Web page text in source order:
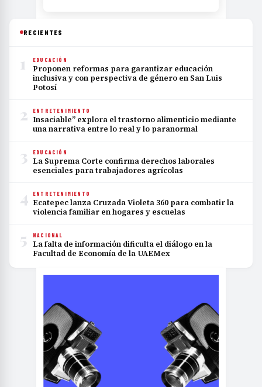
RECIENTES
1 EDUCACIÓN
Proponen reformas para garantizar educación
inclusiva y con perspectiva de género en San Luis
Potosí
2 ENTRETENIMIENTO
Insaciable” explora el trastorno alimenticio mediante
una narrativa entre lo real y lo paranormal
3 EDUCACIÓN
La Suprema Corte confirma derechos laborales
esenciales para trabajadores agrícolas
4 ENTRETENIMIENTO
Ecatepec lanza Cruzada Violeta 360 para combatir la
violencia familiar en hogares y escuelas
5 NACIONAL
La falta de información dificulta el diálogo en la
Facultad de Economía de la UAEMex